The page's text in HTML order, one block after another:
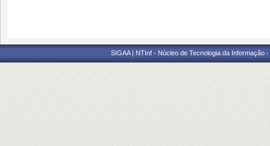
SIGAA | NTInf - Núcleo de Tecnologia da